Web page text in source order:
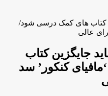
کتاب های کمک درسی شود/
عالی
جایگزین کتاب
کنکور’ سد